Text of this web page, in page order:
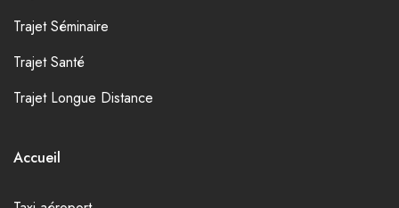
Trajet Séminaire
Trajet Santé
Trajet Longue Distance
Accueil